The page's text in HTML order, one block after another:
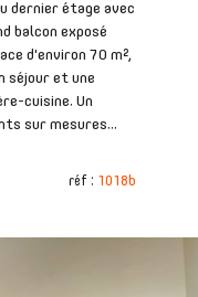
dernier étage avec
balcon exposé
d'environ 70 m²,
séjour et une
cuisine. Un
sur mesures...
réf : 1018b